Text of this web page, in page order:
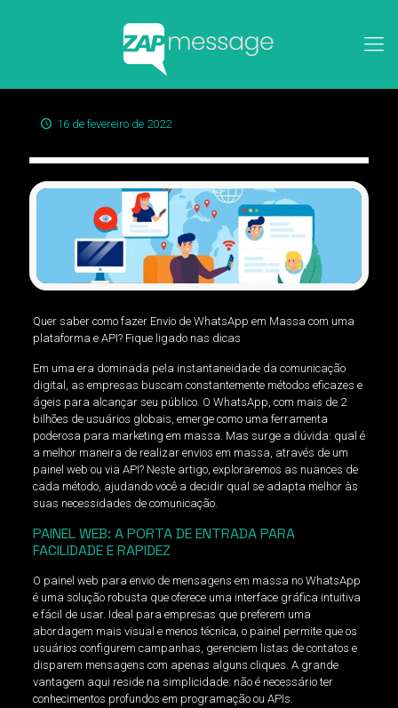
16 de fevereiro de 2022
Quer saber como fazer Envio de WhatsApp em Massa com uma
plataforma e API? Fique ligado nas dicas
Em uma era dominada pela instantaneidade da comunicação
digital, as empresas buscam constantemente métodos eficazes e
ágeis para alcançar seu público. O WhatsApp, com mais de 2
bilhões de usuários globais, emerge como uma ferramenta
poderosa para marketing em massa. Mas surge a dúvida: qual é
a melhor maneira de realizar envios em massa, através de um
painel web ou via API? Neste artigo, exploraremos as nuances de
cada método, ajudando você a decidir qual se adapta melhor às
suas necessidades de comunicação.
PAINEL WEB: A PORTA DE ENTRADA PARA
FACILIDADE E RAPIDEZ
O painel web para envio de mensagens em massa no WhatsApp
é uma solução robusta que oferece uma interface gráfica intuitiva
e fácil de usar. Ideal para empresas que preferem uma
abordagem mais visual e menos técnica, o painel permite que os
usuários configurem campanhas, gerenciem listas de contatos e
disparem mensagens com apenas alguns cliques. A grande
vantagem aqui reside na simplicidade: não é necessário ter
conhecimentos profundos em programação ou APIs.